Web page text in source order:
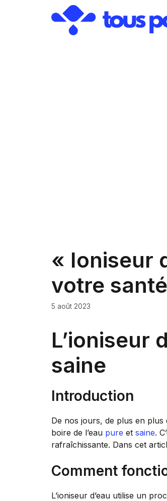
« Ioniseur
votre
5 août 2023
L’ioniseur
saine
Introduction
De nos jours, de plus en plus
boire de l’eau pure et saine.
rafraîchissante. Dans cet
Comment
L’ioniseur d’eau utilise un